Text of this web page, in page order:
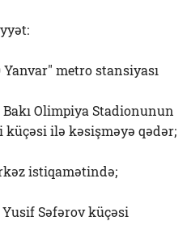
Yanvar" metro stansiyası
Olimpiya Stadionunun
küçəsi ilə kəsişməyə qədər;
istiqamətində;
Səfərov küçəsi